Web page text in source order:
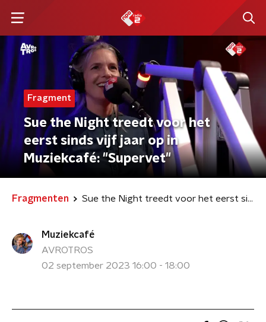
Fragment
Sue the Night treedt voor het
eerst sinds vijf jaar op in
Muziekcafé: "Supervet"
Fragmenten Sue the Night treedt voor het eerst sinds vijf jaar op in Muziekcafé: "Supervet"
Muziekcafé
AVROTROS
02 september 2023 16:00 - 18:00